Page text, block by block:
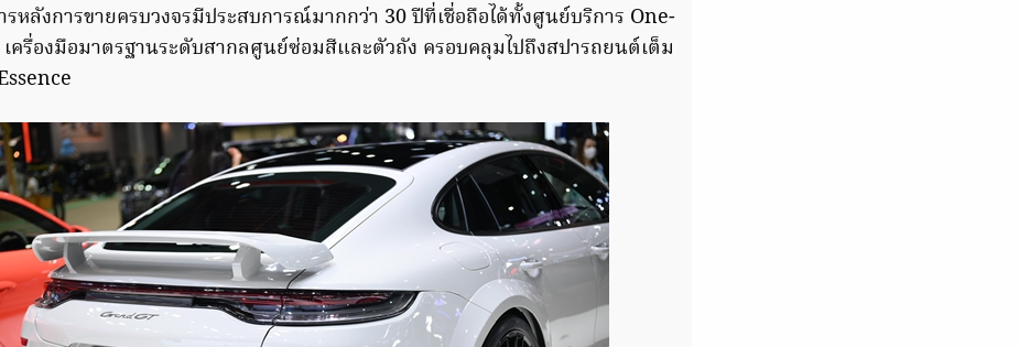
หลังการขายครบวงจรมีประสบการณ์มากกว่า 30 ปีที่เชื่อถือได้ทั้งศูนย์บริการ One-
ครื่องมือมาตรฐานระดับสากลศูนย์ซ่อมสีและตัวถัง ครอบคลุมไปถึงสปารถยนต์เต็ม